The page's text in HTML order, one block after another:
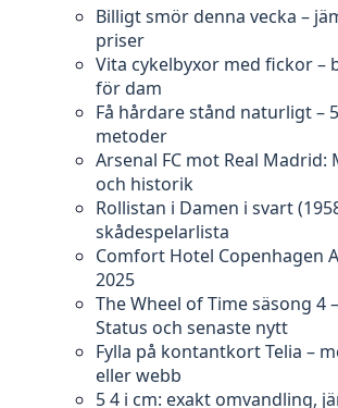
Billigt smör denna vecka –
priser
Vita cykelbyxor med fickor –
för dam
Få hårdare stånd naturligt –
metoder
Arsenal FC mot Real Madrid:
och historik
Rollistan i Damen i svart
skådespelarlista
Comfort Hotel Copenhagen
2025
The Wheel of Time säsong 4
Status och senaste nytt
Fylla på kontantkort Telia –
eller webb
5 4 i cm: exakt omvandling,